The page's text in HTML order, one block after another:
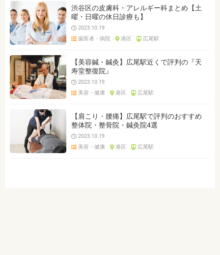
渋谷区の皮膚科・アレルギー科まとめ【土
曜・日曜の休日診療も】
2023.10.19
歯医者・病院
港区 広尾駅
【美容鍼・鍼灸】広尾駅近くで評判の『天
寿堂整復院』
2023.10.19
美容・健康
港区 広尾駅
【肩こり・腰痛】広尾駅で評判のおすすめ
整体院・整骨院・鍼灸院4選
2023.10.19
美容・健康
港区 広尾駅